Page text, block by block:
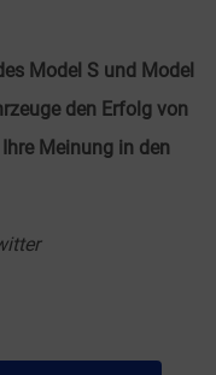
Model S und Model
den Erfolg von
Meinung in den